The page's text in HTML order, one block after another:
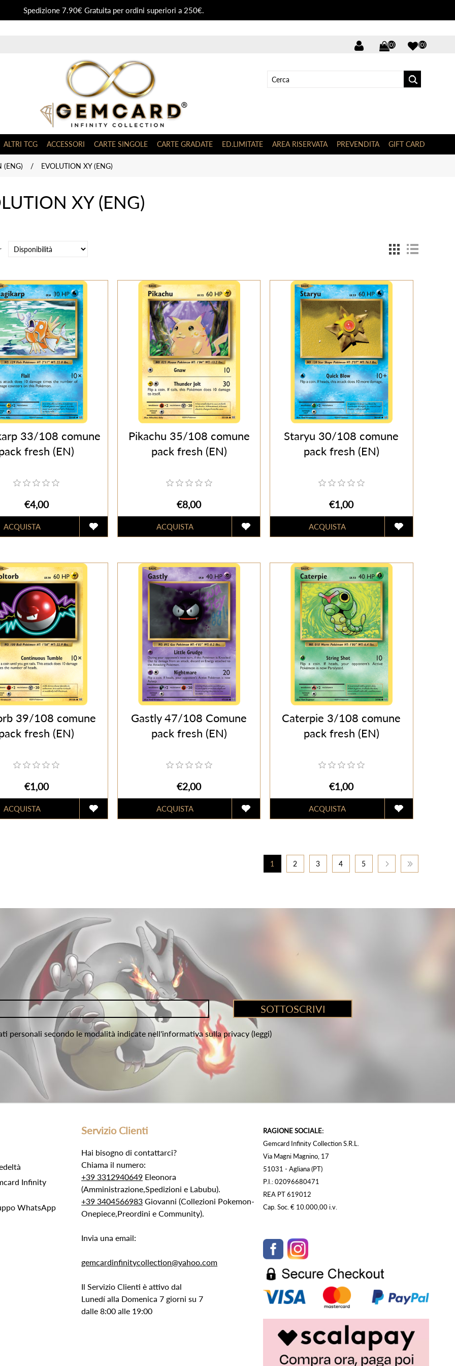
Spedizione 7.90€ Gratuita per ordini superiori a 250€.
(0) (0)
ALTRI TCG ACCESSORI CARTE SINGOLE CARTE GRADATE ED.LIMITATE AREA RISERVATA PREVENDITA GIFT CARD
(ENG) / EVOLUTION XY (ENG)
XY (ENG)
33/108 comune
fresh (EN)
€4,00
Pikachu 35/108 comune
pack fresh (EN)
€8,00
Staryu 30/108 comune
pack fresh (EN)
€1,00
39/108 comune
fresh (EN)
€1,00
Gastly 47/108 Comune
pack fresh (EN)
€2,00
Caterpie 3/108 comune
pack fresh (EN)
€1,00
1 2 3 4 5
personali secondo le modalità indicate nell'informativa sulla privacy (leggi)
Infinity
WhatsApp
Servizio Clienti
Hai bisogno di contattarci?
Chiama il numero:
+39 3312940649 Eleonora
(Amministrazione,Spedizioni e Labubu).
+39 3404566983 Giovanni (Collezioni Pokemon-
Onepiece,Preordini e Community).
Invia una email:
gemcardinfinitycollection@yahoo.com
Il Servizio Clienti è attivo dal
Lunedí alla Domenica 7 giorni su 7
dalle 8:00 alle 19:00
RAGIONE SOCIALE:
Gemcard Infinity Collection S.R.L.
Via Magni Magnino, 17
51031 - Agliana (PT)
P.I.: 02096680471
REA PT 619012
Cap. Soc. € 10.000,00 i.v.